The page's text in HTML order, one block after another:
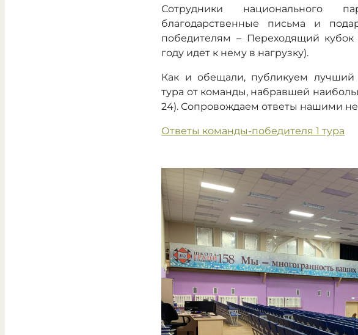
Сотрудники национального
благодарственные письма и
победителям – Переходящий
году идет к нему в нагрузку).
Как и обещали, публикуем лучший
тура от команды, набравшей
24). Сопровождаем ответы нашими
Ответы команды-победителя 1 тура